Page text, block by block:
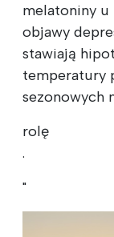
melatoniny u
objawy
stawiają
temperatury
sezonowych
rolę
.
"